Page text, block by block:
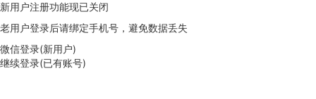
新用户注册功能现已关闭
老用户登录后请绑定手机号，避免数据丢失
微信登录(新用户)
继续登录(已有账号)